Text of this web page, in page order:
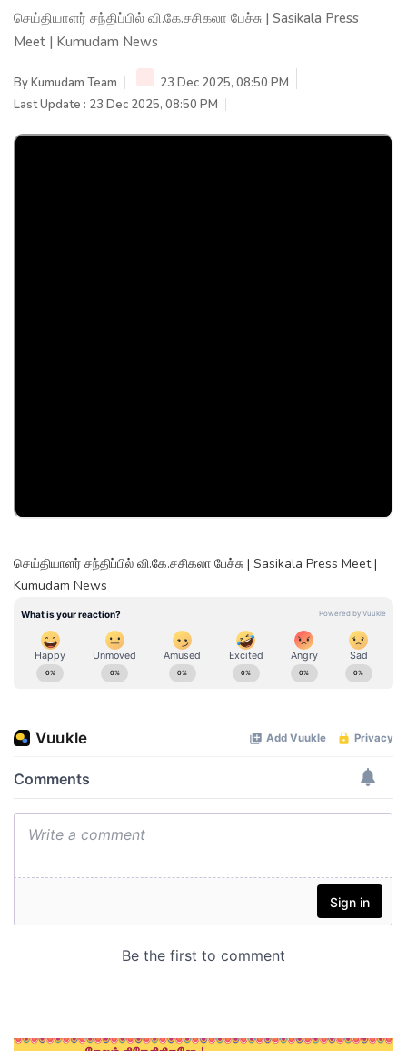
செய்தியாளர் சந்திப்பில் வி.கே.சசிகலா பேச்சு | Sasikala Press
Meet | Kumudam News
ByKumudam Team
23 Dec 2025, 08:50 PM
Last Update : 23 Dec 2025, 08:50 PM
செய்தியாளர் சந்திப்பில் வி.கே.சசிகலா பேச்சு | Sasikala Press Meet |
Kumudam News